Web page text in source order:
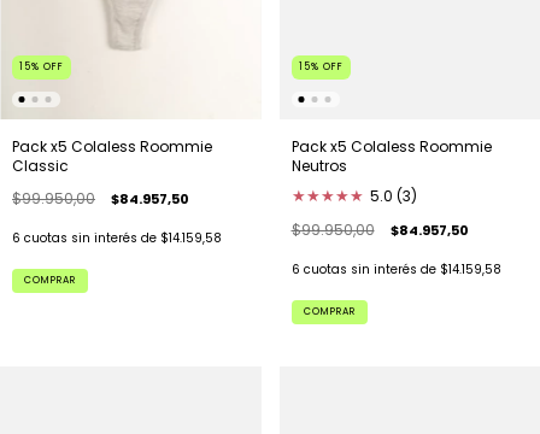
15% OFF
Pack x5 Colaless Roommie
Classic
$99.950,00
$84.957,50
6 cuotas sin interés de $14.159,58
COMPRAR
15% OFF
Pack x5 Colaless Roommie
Neutros
★★★★★ 5.0 (3)
$99.950,00
$84.957,50
6 cuotas sin interés de $14.159,58
COMPRAR